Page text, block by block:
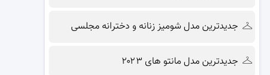
جدیدترین مدل شومیز زنانه و دخترانه مجلسی
جدیدترین مدل مانتو های ۲۰۲۳